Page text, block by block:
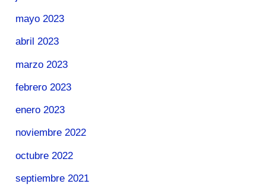
mayo 2023
abril 2023
marzo 2023
febrero 2023
enero 2023
noviembre 2022
octubre 2022
septiembre 2021